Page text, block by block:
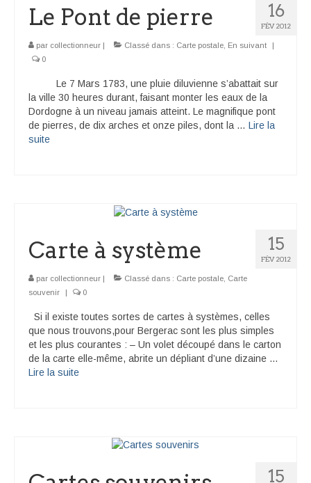
16
FÉV 2012
Le Pont de pierre
par collectionneur Classé dans : Carte postale En suivant
0
Le 7 Mars 1783, une pluie diluvienne s’abattait sur
la ville 30 heures durant, faisant monter les eaux de la
Dordogne à un niveau jamais atteint. Le magnifique pont
de pierres, de dix arches et onze piles, dont la … Lire la
suite­­
15
FÉV 2012
Carte à système
par collectionneur | Classé dans : Carte postale Carte
souvenir
| 0
Si il existe toutes sortes de cartes à systèmes, celles
que nous trouvons,pour Bergerac sont les plus simples
et les plus courantes : – Un volet découpé dans le carton
de la carte elle-même, abrite un dépliant d’une dizaine …
Lire la suite­­
15